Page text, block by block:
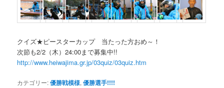
クイズ★ピースターカップ 当たった方おめ～！
次節も2/2（木）24:00まで募集中!!
http://www.heiwajima.gr.jp/03quiz/03quiz.htm
カテゴリー:優勝戦模様,優勝選手!!!!